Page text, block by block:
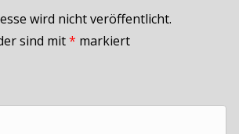
wird nicht veröffentlicht.
sind mit* markiert